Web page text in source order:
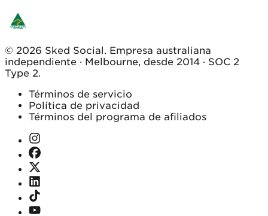
© 2026 Sked Social. Empresa australiana
independiente · Melbourne, desde 2014 · SOC 2
Type 2.
Términos de servicio
Política de privacidad
Términos del programa de afiliados